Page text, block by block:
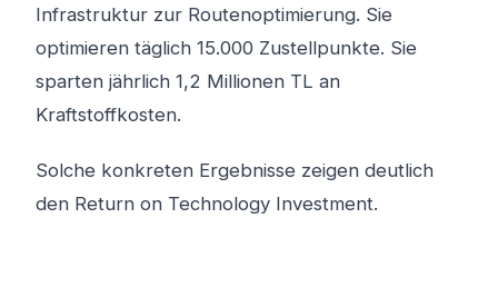
Infrastruktur zur Routenoptimierung. Sie
optimieren täglich 15.000 Zustellpunkte. Sie
sparten jährlich 1,2 Millionen TL an
Kraftstoffkosten.
Solche konkreten Ergebnisse zeigen deutlich
den Return on Technology Investment.